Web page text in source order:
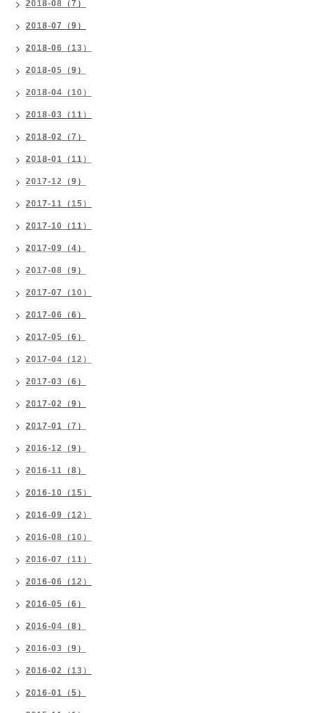
2018-08（7）
2018-07（9）
2018-06（13）
2018-05（9）
2018-04（10）
2018-03（11）
2018-02（7）
2018-01（11）
2017-12（9）
2017-11（15）
2017-10（11）
2017-09（4）
2017-08（9）
2017-07（10）
2017-06（6）
2017-05（6）
2017-04（12）
2017-03（6）
2017-02（9）
2017-01（7）
2016-12（9）
2016-11（8）
2016-10（15）
2016-09（12）
2016-08（10）
2016-07（11）
2016-06（12）
2016-05（6）
2016-04（8）
2016-03（9）
2016-02（13）
2016-01（5）